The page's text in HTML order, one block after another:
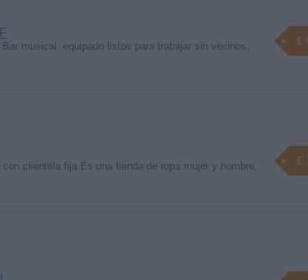
€
musical. equipado listos para trabajar sin vecinos.
€
clientela fija.Es una tienda de ropa mujer y hombre,